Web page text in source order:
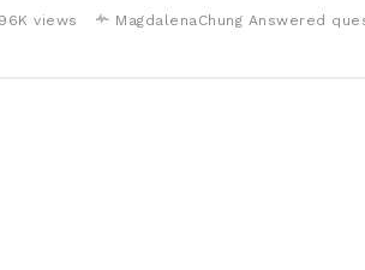
views MagdalenaChung Answered